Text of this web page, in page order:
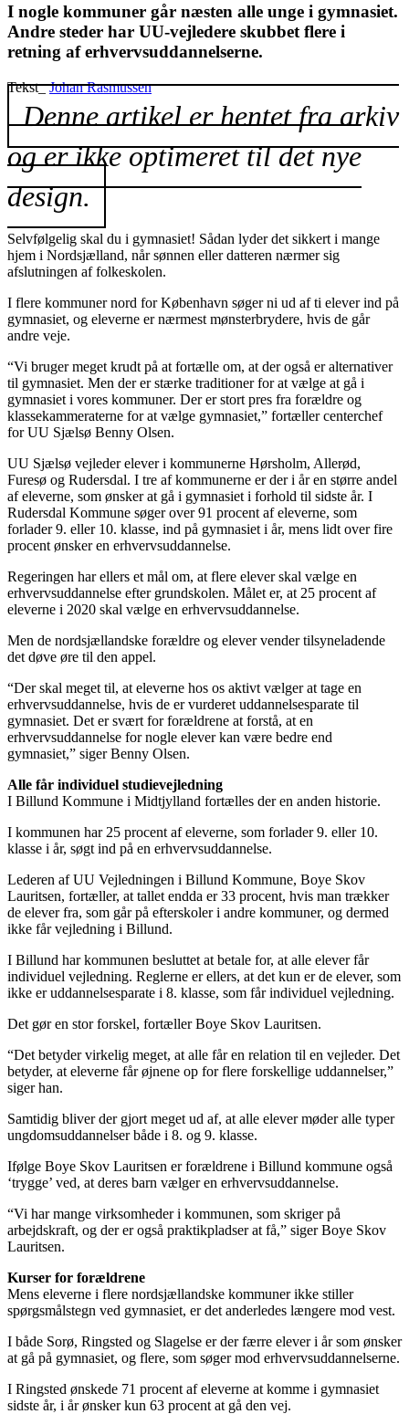
I nogle kommuner går næsten alle unge i gymnasiet.
Andre steder har UU-vejledere skubbet flere i
retning af erhvervsuddannelserne.
Tekst_Johan Rasmussen
Denne artikel er hentet fra arkiv
og er ikke optimeret til det nye
design.
Selvfølgelig skal du i gymnasiet! Sådan lyder det sikkert i mange
hjem i Nordsjælland, når sønnen eller datteren nærmer sig
afslutningen af folkeskolen.
I flere kommuner nord for København søger ni ud af ti elever ind på
gymnasiet, og eleverne er nærmest mønsterbrydere, hvis de går
andre veje.
“Vi bruger meget krudt på at fortælle om, at der også er alternativer
til gymnasiet. Men der er stærke traditioner for at vælge at gå i
gymnasiet i vores kommuner. Der er stort pres fra forældre og
klassekammeraterne for at vælge gymnasiet,” fortæller centerchef
for UU Sjælsø Benny Olsen.
UU Sjælsø vejleder elever i kommunerne Hørsholm, Allerød,
Furesø og Rudersdal. I tre af kommunerne er der i år en større andel
af eleverne, som ønsker at gå i gymnasiet i forhold til sidste år. I
Rudersdal Kommune søger over 91 procent af eleverne, som
forlader 9. eller 10. klasse, ind på gymnasiet i år, mens lidt over fire
procent ønsker en erhvervsuddannelse.
Regeringen har ellers et mål om, at flere elever skal vælge en
erhvervsuddannelse efter grundskolen. Målet er, at 25 procent af
eleverne i 2020 skal vælge en erhvervsuddannelse.
Men de nordsjællandske forældre og elever vender tilsyneladende
det døve øre til den appel.
“Der skal meget til, at eleverne hos os aktivt vælger at tage en
erhvervsuddannelse, hvis de er vurderet uddannelsesparate til
gymnasiet. Det er svært for forældrene at forstå, at en
erhvervsuddannelse for nogle elever kan være bedre end
gymnasiet,” siger Benny Olsen.
Alle får individuel studievejledning
I Billund Kommune i Midtjylland fortælles der en anden historie.
I kommunen har 25 procent af eleverne, som forlader 9. eller 10.
klasse i år, søgt ind på en erhvervsuddannelse.
Lederen af UU Vejledningen i Billund Kommune, Boye Skov
Lauritsen, fortæller, at tallet endda er 33 procent, hvis man trækker
de elever fra, som går på efterskoler i andre kommuner, og dermed
ikke får vejledning i Billund.
I Billund har kommunen besluttet at betale for, at alle elever får
individuel vejledning. Reglerne er ellers, at det kun er de elever, som
ikke er uddannelsesparate i 8. klasse, som får individuel vejledning.
Det gør en stor forskel, fortæller Boye Skov Lauritsen.
“Det betyder virkelig meget, at alle får en relation til en vejleder. Det
betyder, at eleverne får øjnene op for flere forskellige uddannelser,”
siger han.
Samtidig bliver der gjort meget ud af, at alle elever møder alle typer
ungdomsuddannelser både i 8. og 9. klasse.
Ifølge Boye Skov Lauritsen er forældrene i Billund kommune også
‘trygge’ ved, at deres barn vælger en erhvervsuddannelse.
“Vi har mange virksomheder i kommunen, som skriger på
arbejdskraft, og der er også praktikpladser at få,” siger Boye Skov
Lauritsen.
Kurser for forældrene
Mens eleverne i flere nordsjællandske kommuner ikke stiller
spørgsmålstegn ved gymnasiet, er det anderledes længere mod vest.
I både Sorø, Ringsted og Slagelse er der færre elever i år som ønsker
at gå på gymnasiet, og flere, som søger mod erhvervsuddannelserne.
I Ringsted ønskede 71 procent af eleverne at komme i gymnasiet
sidste år, i år ønsker kun 63 procent at gå den vej.